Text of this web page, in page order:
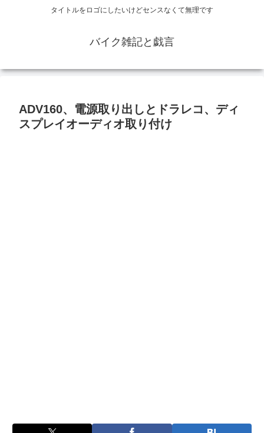
タイトルをロゴにしたいけどセンスなくて無理です
バイク雑記と戯言
ADV160、電源取り出しとドラレコ、ディ
スプレイオーディオ取り付け